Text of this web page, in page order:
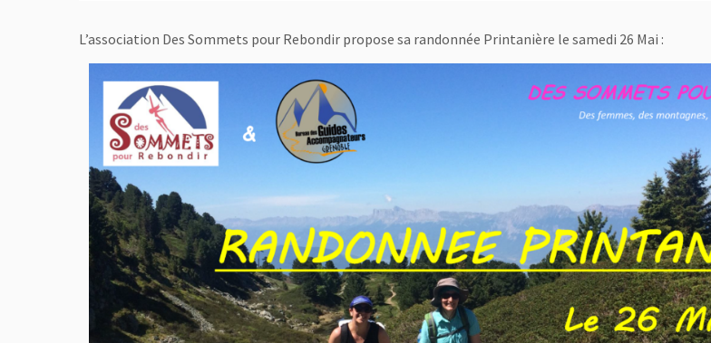
L’association Des Sommets pour Rebondir propose sa randonnée Printanière le samedi 26 Mai :